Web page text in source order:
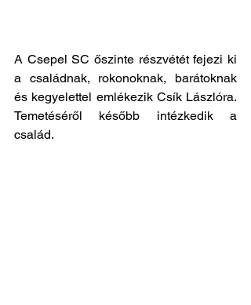
A Csepel SC őszinte részvétét fejezi ki
a családnak, rokonoknak, barátoknak
és kegyelettel emlékezik Csík Lászlóra.
Temetéséről később intézkedik a
család.